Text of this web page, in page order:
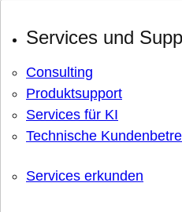
Services und
Consulting
Produktsupport
Services für KI
Technische
Services erkunden